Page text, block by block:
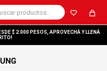
$ 2.000 PESOS, APROVECHÁ Y LLENÁ